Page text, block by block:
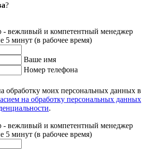
?
- вежливый и компетентный менеджер
5 минут (в рабочее время)
Ваше имя
Номер телефона
обработку моих персональных данных в
на обработку персональных данных
.
- вежливый и компетентный менеджер
5 минут (в рабочее время)